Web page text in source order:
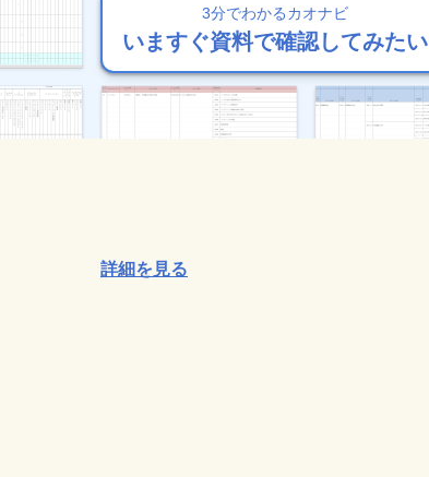
3分でわかるカオナビ
いますぐ資料で確認してみたい
3分でわかるカオナビ
いますぐ資料で確認してみたい
3分でわかるカオナビ
いますぐ資料で確認してみたい
3分でわかるカオナビ
いますぐ資料で確認してみたい
3分でわかるカオナビ
いますぐ資料で確認してみたい
詳細を見る